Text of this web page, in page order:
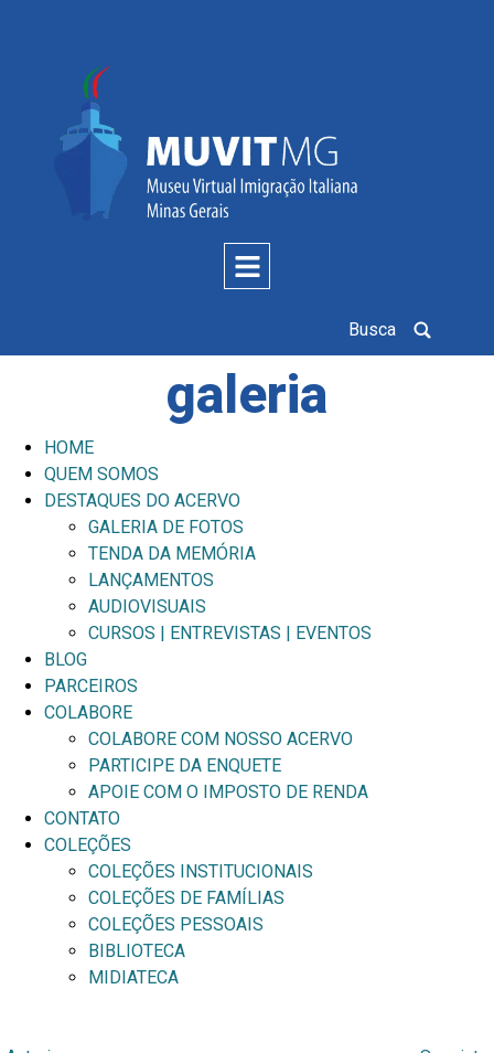
Busca
galeria
HOME
QUEM SOMOS
DESTAQUES DO ACERVO
GALERIA DE FOTOS
TENDA DA MEMÓRIA
LANÇAMENTOS
AUDIOVISUAIS
CURSOS | ENTREVISTAS | EVENTOS
BLOG
PARCEIROS
COLABORE
COLABORE COM NOSSO ACERVO
PARTICIPE DA ENQUETE
APOIE COM O IMPOSTO DE RENDA
CONTATO
COLEÇÕES
COLEÇÕES INSTITUCIONAIS
COLEÇÕES DE FAMÍLIAS
COLEÇÕES PESSOAIS
BIBLIOTECA
MIDIATECA